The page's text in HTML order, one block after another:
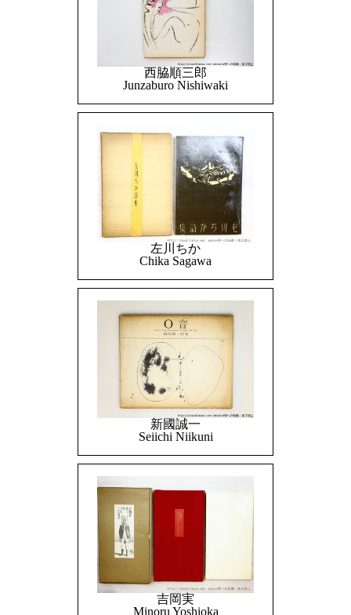
西脇順三郎
Junzaburo Nishiwaki
左川ちか
Chika Sagawa
新國誠一
Seiichi Niikuni
吉岡実
Minoru Yoshioka